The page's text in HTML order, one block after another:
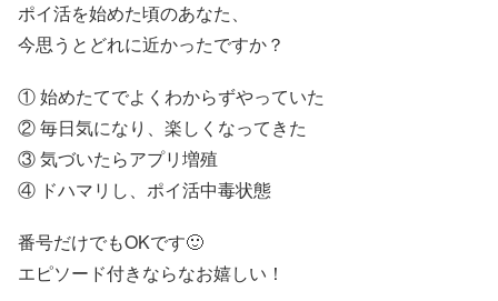
ポイ活を始めた頃のあなた、
今思うとどれに近かったですか？
① 始めたてでよくわからずやっていた
② 毎日気になり、楽しくなってきた
③ 気づいたらアプリ増殖
④ ドハマリし、ポイ活中毒状態
番号だけでもOKです🙂
エピソード付きならなお嬉しい！